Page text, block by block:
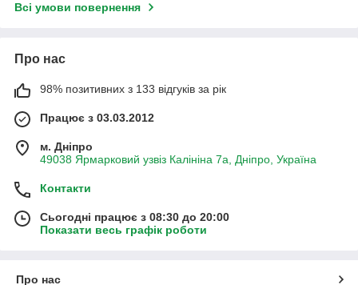
Всі умови повернення
Про нас
98% позитивних з 133 відгуків за рік
Працює з 03.03.2012
м. Дніпро
49038 Ярмарковий узвіз Калініна 7а, Дніпро, Україна
Контакти
Сьогодні працює з 08:30 до 20:00
Показати весь графік роботи
Про нас